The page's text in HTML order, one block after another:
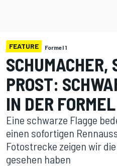
FEATURE Formel 1
SCHUMACHER,
PROST:
IN DER FORMEL
Eine schwarze Flagge
einen sofortigen
Fotostrecke zeigen wir
gesehen haben